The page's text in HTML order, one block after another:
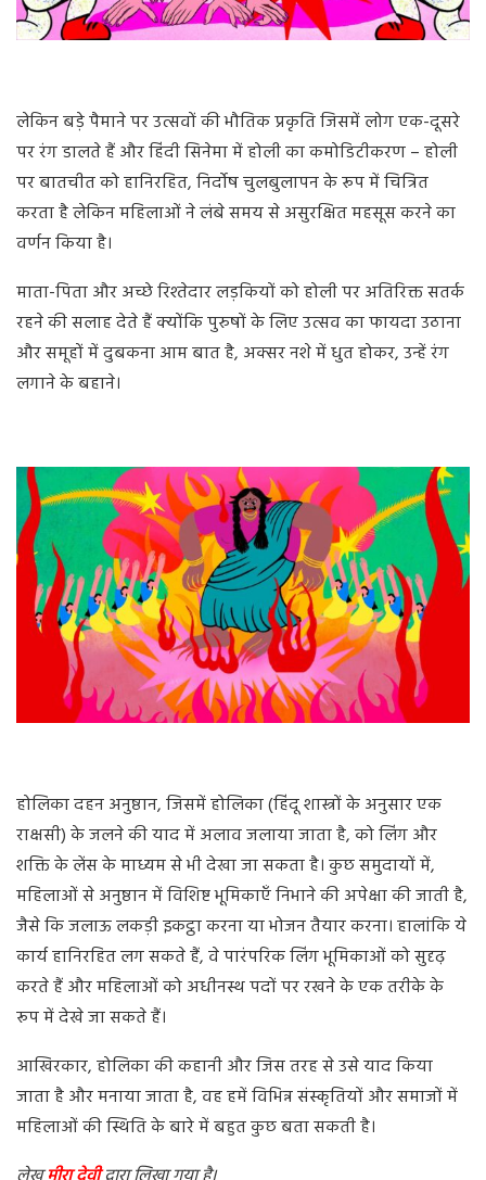
लेकिन बड़े पैमाने पर उत्सवों की भौतिक प्रकृति जिसमें लोग एक-दूसरे
पर रंग डालते हैं और हिंदी सिनेमा में होली का कमोडिटीकरण – होली
पर बातचीत को हानिरहित, निर्दोष चुलबुलापन के रूप में चित्रित
करता है लेकिन महिलाओं ने लंबे समय से असुरक्षित महसूस करने का
वर्णन किया है।
माता-पिता और अच्छे रिश्तेदार लड़कियों को होली पर अतिरिक्त सतर्क
रहने की सलाह देते हैं क्योंकि पुरुषों के लिए उत्सव का फायदा उठाना
और समूहों में दुबकना आम बात है, अक्सर नशे में धुत होकर, उन्हें रंग
लगाने के बहाने।
होलिका दहन अनुष्ठान, जिसमें होलिका (हिंदू शास्त्रों के अनुसार एक
राक्षसी) के जलने की याद में अलाव जलाया जाता है, को लिंग और
शक्ति के लेंस के माध्यम से भी देखा जा सकता है। कुछ समुदायों में,
महिलाओं से अनुष्ठान में विशिष्ट भूमिकाएँ निभाने की अपेक्षा की जाती है,
जैसे कि जलाऊ लकड़ी इकट्ठा करना या भोजन तैयार करना। हालांकि ये
कार्य हानिरहित लग सकते हैं, वे पारंपरिक लिंग भूमिकाओं को सुदृढ़
करते हैं और महिलाओं को अधीनस्थ पदों पर रखने के एक तरीके के
रूप में देखे जा सकते हैं।
आखिरकार, होलिका की कहानी और जिस तरह से उसे याद किया
जाता है और मनाया जाता है, वह हमें विभिन्न संस्कृतियों और समाजों में
महिलाओं की स्थिति के बारे में बहुत कुछ बता सकती है।